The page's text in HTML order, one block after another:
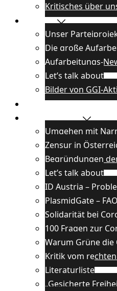
Kritisches über
Projekte
Unser
Die große
Aufarbeitungs-
Let’s talk about
Bilder von GGI-
Wissenswertes
Umgehen mit
Zensur in
Begründungen
Let’s talk about
ID Austria –
PlasmidGate – FAQ
Solidarität bei
100 Fragen zur
Warum Grüne
Kritik vom
Literaturliste
„Gesicherte